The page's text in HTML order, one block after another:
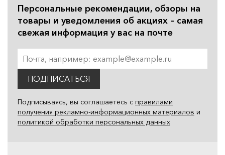
Персональные рекомендации, обзоры на
товары и уведомления об акциях – самая
свежая информация у вас на почте
ПОДПИСАТЬСЯ
Подписываясь, вы соглашаетесь с правилами
получения рекламно-информационных материалов и
политикой обработки персональных данных